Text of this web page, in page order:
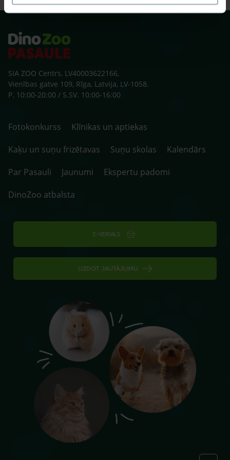
SIA ZOO Centrs, LV40003622166,
Vienības gatve 109, Rīga, Latvija, LV-1058.
P. 10:00-20:00 / S.SV. 10:00-16:00
Fotokonkurss
Klīnikas un aptiekas
Kaķu un suņu frizētavas
Suņu skolas
Kalendārs
Par Pasauli
Jaunumi
Ekspertu padomi
DinoZoo atbalsta
E-VEIKALS
UZDOT JAUTĀJUMU